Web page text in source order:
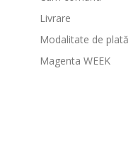
Livrare
Modalitate de plată
Magenta WEEK